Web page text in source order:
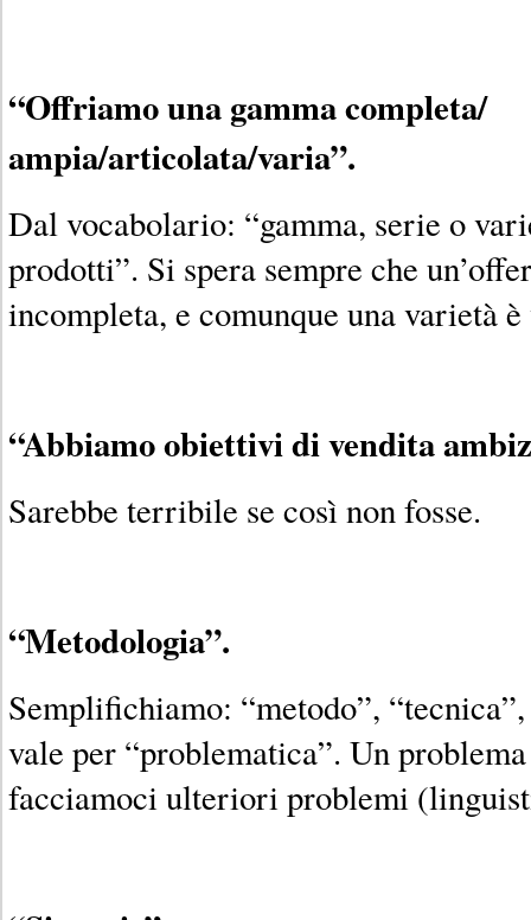
“Offriamo una gamma completa/
ampia/articolata/varia”.
Dal vocabolario: “gamma, serie o
prodotti”. Si spera sempre che
incompleta, e comunque una varietà
“Abbiamo obiettivi di vendita
Sarebbe terribile se così non fosse.
“Metodologia”.
Semplifichiamo: “metodo”,
vale per “problematica”. Un
facciamoci ulteriori problemi